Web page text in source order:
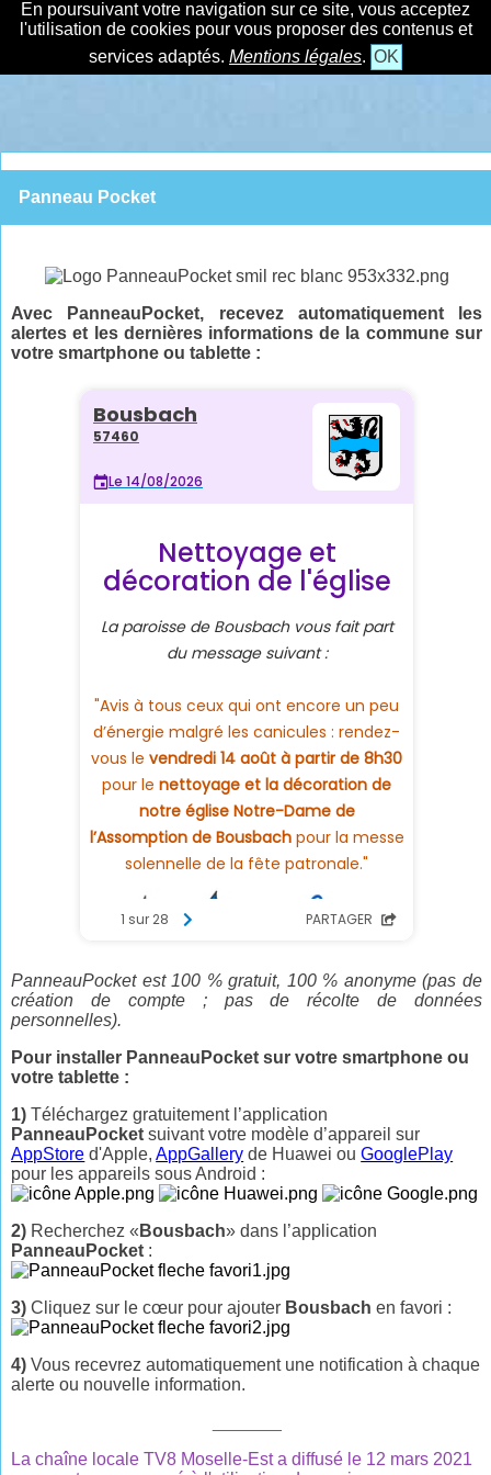
En poursuivant votre navigation sur ce site, vous acceptez
l'utilisation de cookies pour vous proposer des contenus et
services adaptés. Mentions légales. OK
Panneau Pocket
Avec PanneauPocket, recevez automatiquement les
alertes et les dernières informations de la commune sur
votre smartphone ou tablette :
PanneauPocket est 100 % gratuit, 100 % anonyme (pas de
création de compte ; pas de récolte de données
personnelles).
Pour installer PanneauPocket sur votre smartphone ou
votre tablette :
1) Téléchargez gratuitement l’application
PanneauPocket suivant votre modèle d’appareil sur
AppStore d'Apple,AppGallery de Huawei ouGooglePlay
pour les appareils sous Android :
2) Recherchez « Bousbach» dans l’application
PanneauPocket :
3) Cliquez sur le cœur pour ajouter Bousbach en favori :
4) Vous recevrez automatiquement une notification à chaque
alerte ou nouvelle information.
La chaîne locale TV8 Moselle-Est a diffusé le 12 mars 2021